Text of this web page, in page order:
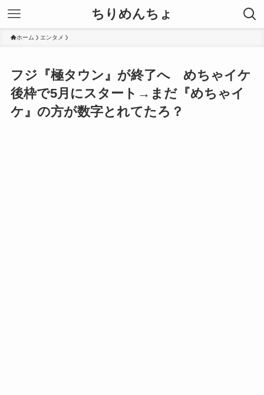
ちりめんちょ
ホーム エンタメ
フジ『極タウン』が終了へ めちゃイケ
後枠で5月にスタート→まだ『めちゃイ
ケ』の方が数字とれてたろ？